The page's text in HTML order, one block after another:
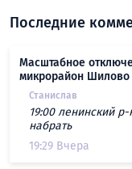
Последние
Масштабное
микрорайон Шилово
Станислав
19:00 ленинский
набрать
19:29 Вчера